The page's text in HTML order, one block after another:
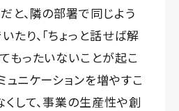
と、隣の部署で同じよう
たり、「ちょっと話せば解
もったいないことが起こ
ュニケーションを増やすこ
くして、事業の生産性や創